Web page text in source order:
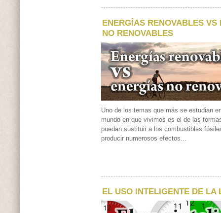
ENERGÍAS RENOVABLES VS
NO RENOVABLES
Uno de los temas que más se estudian
mundo en que vivimos es el de las
puedan sustituir a los combustibles
producir numerosos efectos...
EL USO INTELIGENTE DE LA